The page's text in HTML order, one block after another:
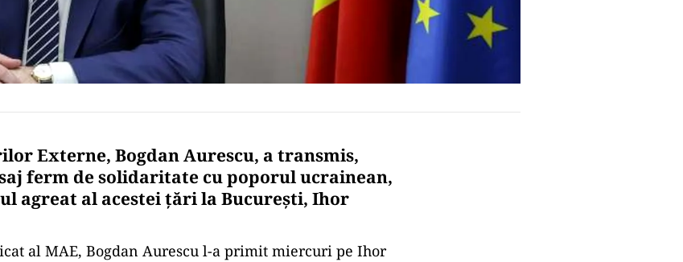
Externe, Bogdan Aurescu, a transmis,
ferm de solidaritate cu poporul ucrainean,
agreat al acestei ţări la Bucureşti, Ihor
al MAE, Bogdan Aurescu l-a primit miercuri pe Ihor